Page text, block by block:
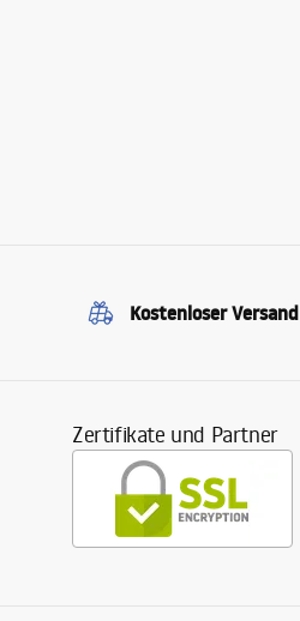
Kostenloser Versand
Zertifikate und Partner